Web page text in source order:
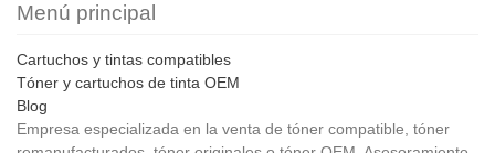
Menú principal
Cartuchos y tintas compatibles
Tóner y cartuchos de tinta OEM
Blog
Empresa especializada en la venta de tóner compatible, tóner